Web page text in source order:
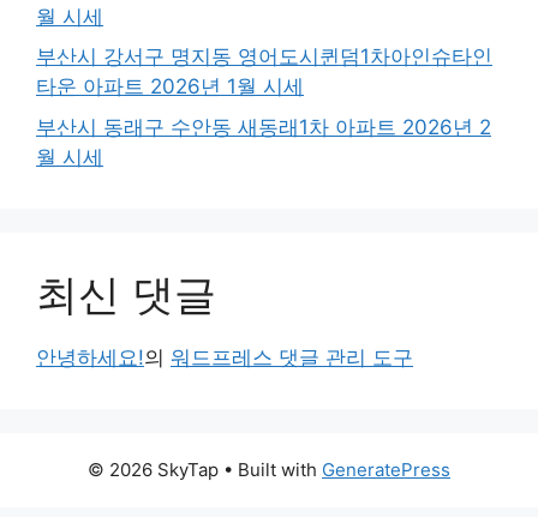
월 시세
부산시 강서구 명지동 영어도시퀸덤1차아인슈타인
타운 아파트 2026년 1월 시세
부산시 동래구 수안동 새동래1차 아파트 2026년 2
월 시세
최신 댓글
안녕하세요!의 워드프레스 댓글 관리 도구
© 2026 SkyTap • Built with GeneratePress